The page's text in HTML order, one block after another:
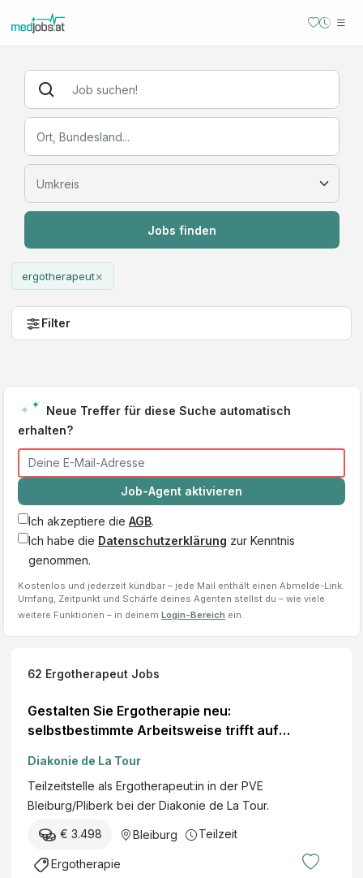
Jobs finden
ergotherapeut×
Filter
Neue Treffer für diese Suche automatisch
erhalten?
Job-Agent aktivieren
Ich akzeptiere die AGB.
Ich habe die Datenschutzerklärung zur Kenntnis
genommen.
Kostenlos und jederzeit kündbar – jede Mail enthält einen Abmelde-Link.
Umfang, Zeitpunkt und Schärfe deines Agenten stellst du – wie viele
weitere Funktionen – in deinem Login-Bereich ein.
62 Ergotherapeut Jobs
Gestalten Sie Ergotherapie neu:
selbstbestimmte Arbeitsweise trifft auf
Diakonie de La Tour
Teilzeitstelle als Ergotherapeut:in in der PVE
Bleiburg/Pliberk bei der Diakonie de La Tour.
€ 3.498 Bleiburg Teilzeit
Ergotherapie